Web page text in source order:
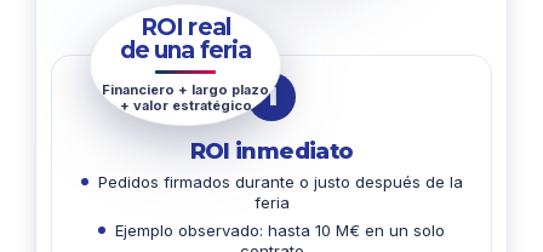
1
ROI inmediato
Pedidos firmados durante o justo después de la
feria
Ejemplo observado: hasta 10 M€ en un solo
ROI real
de una feria
Financiero + largo plazo
+ valor estratégico